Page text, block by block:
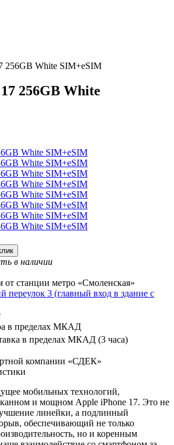
256GB White SIM+eSIM
256GB White
в наличии
станции метро «Смоленская»
переулок 3 (главный вход в здание с
в пределах МКАД
в пределах МКАД (3 часа)
компании «СДЕК»
мобильных технологий,
и мощном Apple iPhone 17. Это не
линейки, а подлинный
обеспечивающий не только
но и коренным